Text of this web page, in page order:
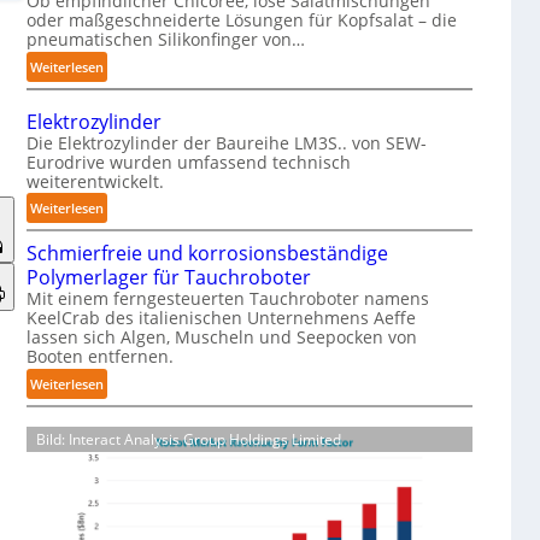
a
z
i
n
-
B
e
l
a
d
u
n
g
f
ü
r
K
r
oder maßgeschneiderte Lösungen für Kopfsalat – die
pneumatischen Silikonfinger von…
Weiterlesen:
S
e
n
s
i
l
e
F
i
n
g
e
r
g
r
e
Elektrozylinder
Die Elektrozylinder der Baureihe LM3S.. von SEW-
Eurodrive wurden umfassend technisch
weiterentwickelt.
Weiterlesen:
E
l
e
k
t
r
o
z
y
l
Schmierfreie und korrosionsbeständige
Polymerlager für Tauchroboter
Mit einem ferngesteuerten Tauchroboter namens
KeelCrab des italienischen Unternehmens Aeffe
lassen sich Algen, Muscheln und Seepocken von
Booten entfernen.
Weiterlesen:
S
c
h
Bild: Interact Analysis Group Holdings Limited